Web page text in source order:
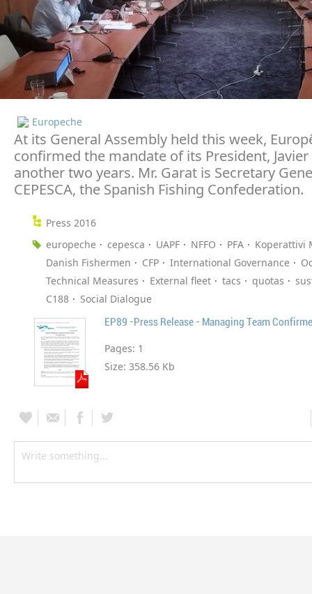
Europeche
At its General Assembly held this week,
confirmed the mandate of its President,
another two years. Mr. Garat is Secretary
CEPESCA, the Spanish Fishing Confederation.
Press 2016
europeche
cepesca UAPF NFFO PFA
Koperattivi
Danish Fishermen
CFP International Governance
Technical Measures
External fleet tacs quotas
C188
Social Dialogue
EP89 -Press Release - Managing Team
Pages: 1
Size: 358.56 Kb